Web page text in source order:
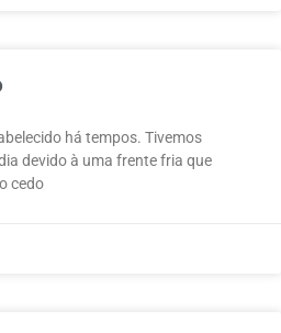
há tempos. Tivemos
devido à uma frente fria que
cedo